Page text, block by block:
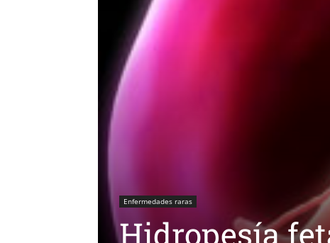
Enfermedades raras
Hidropesía